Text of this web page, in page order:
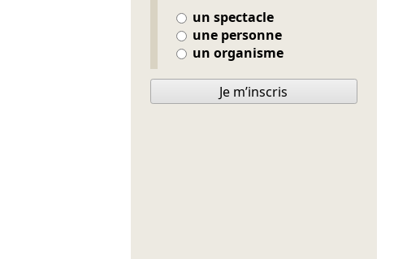
un spectacle
une personne
un organisme
Je m’inscris